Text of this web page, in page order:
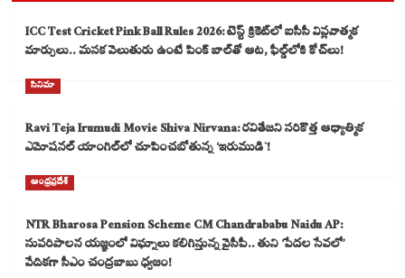
ICC Test Cricket Pink Ball Rules 2026: టెస్ట్ క్రికెట్‌లో ఐసీసీ విప్లవాత్మక
మార్పులు.. మసక వెలుతురు ఉంటే పింక్ బాల్‌తో ఆట, ఫీల్డ్‌లోకి కోచ్‌లు!
సినిమా
Ravi Teja Irumudi Movie Shiva Nirvana: రవితేజని సరికొత్త ఆధ్యాత్మిక
ఎమోషనల్ యాంగిల్‌లో చూపించబోతున్న ‘ఇరుముడి`!
ఆంధ్రప్రదేశ్
NTR Bharosa Pension Scheme CM Chandrababu Naidu AP:
సుపరిపాలన యజ్ఞంలో విఘ్నాలు కలిగిస్తున్న వైసీపీ.. తుని ‘పేదల సేవలో’
వేదికగా సీఎం చంద్రబాబు ధ్వజం!